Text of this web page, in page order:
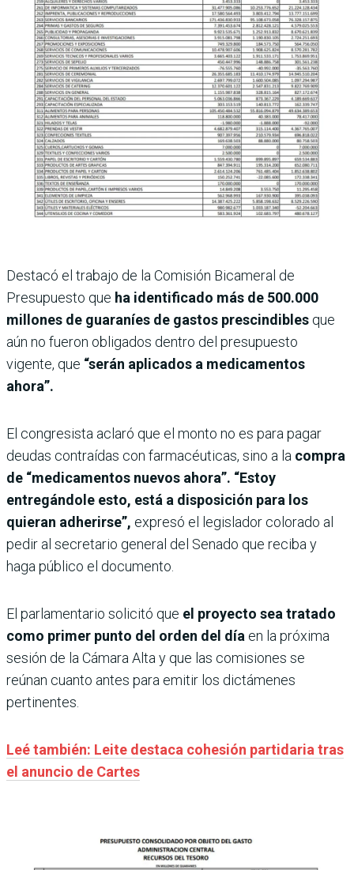
Destacó el trabajo de la Comisión Bicameral de
Presupuesto que ha identificado más de 500.000
millones de guaraníes de gastos prescindibles que
aún no fueron obligados dentro del presupuesto
vigente, que “serán aplicados a medicamentos
ahora”.
El congresista aclaró que el monto no es para pagar
deudas contraídas con farmacéuticas, sino a la compra
de “medicamentos nuevos ahora”. “Estoy
entregándole esto, está a disposición para los
quieran adherirse”, expresó el legislador colorado al
pedir al secretario general del Senado que reciba y
haga público el documento.
El parlamentario solicitó que el proyecto sea tratado
como primer punto del orden del día en la próxima
sesión de la Cámara Alta y que las comisiones se
reúnan cuanto antes para emitir los dictámenes
pertinentes.
Leé también: Leite destaca cohesión partidaria tras
el anuncio de Cartes